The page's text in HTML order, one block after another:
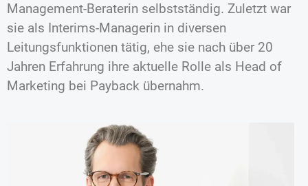
Management-Beraterin selbstständig. Zuletzt war
sie als Interims-Managerin in diversen
Leitungsfunktionen tätig, ehe sie nach über 20
Jahren Erfahrung ihre aktuelle Rolle als Head of
Marketing bei Payback übernahm.